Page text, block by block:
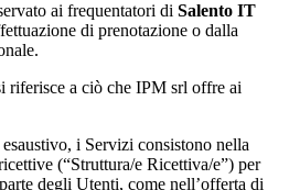
ai frequentatori di Salento IT
di prenotazione o dalla
riferisce a ciò che IPM srl offre ai
i Servizi consistono nella
(“Struttura/e Ricettiva/e”) per
degli Utenti, come nell’offerta di